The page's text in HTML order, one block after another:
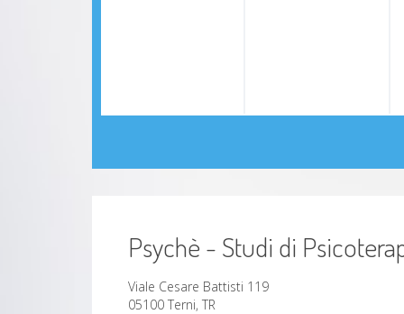
Psychè - Studi di
Viale Cesare Battisti 119
05100 Terni, TR